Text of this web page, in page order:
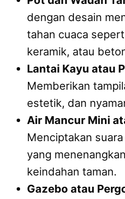
dengan desain
tahan cuaca
keramik, atau
Lantai Kayu atau
Memberikan
estetik, dan
Air Mancur Mini
Menciptakan
yang
keindahan taman.
Gazebo atau